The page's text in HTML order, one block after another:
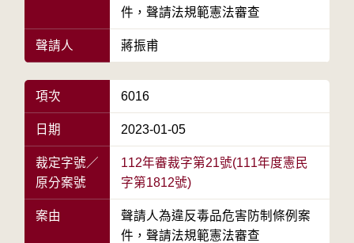
件，聲請法規範憲法審查
聲請人 蔣振甫
項次 6016
日期 2023-01-05
裁定字號／
原分案號
112年審裁字第21號(111年度憲民
字第1812號)
案由
聲請人為違反毒品危害防制條例案
件，聲請法規範憲法審查